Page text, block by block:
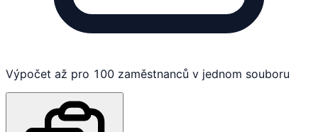
Výpočet až pro 100 zaměstnanců v jednom souboru